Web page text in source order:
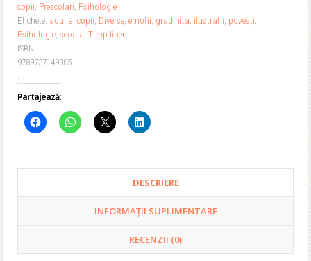
copii Prescolari Psihologie
Etichete: aquila copii Diverse emotii gradinita ilustratii povesti
Psihologie scoala Timp liber
ISBN:
9789737149305
Partajează:
DESCRIERE
INFORMAȚII SUPLIMENTARE
RECENZII (0)